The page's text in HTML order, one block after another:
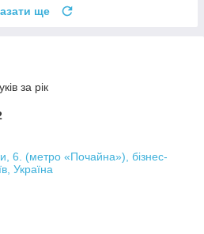
ще
за рік
6. (метро «Почайна»), бізнес-
Україна